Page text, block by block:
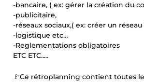
-bancaire, ( ex: gérer la création du
-publicitaire,
-réseaux sociaux,( ex: créer un
-logistique etc…
-Reglementations obligatoires
ETC ETC.....
🚩Ce rétroplanning contient toutes